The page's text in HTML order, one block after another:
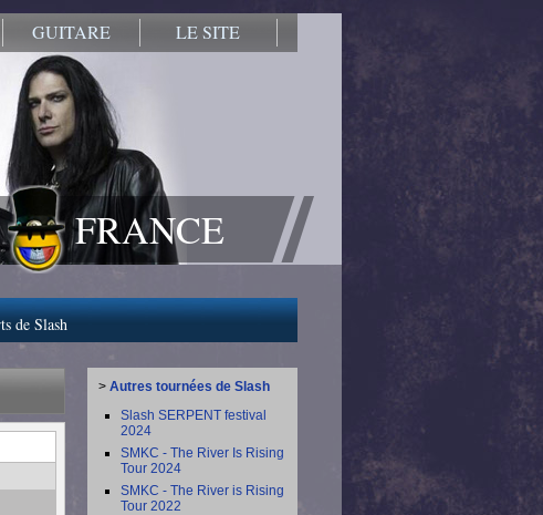
GUITARE LE SITE
FRANCE
de Slash
> Autres tournées de Slash
Slash SERPENT festival
2024
SMKC - The River Is Rising
Tour 2024
SMKC - The River is Rising
Tour 2022